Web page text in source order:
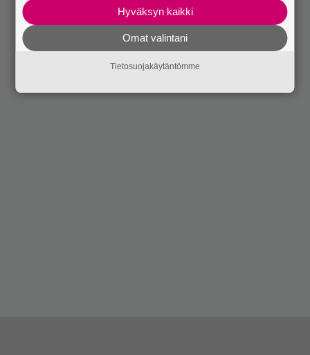
Hyväksyn kaikki
Omat valintani
Tietosuojakäytäntömme